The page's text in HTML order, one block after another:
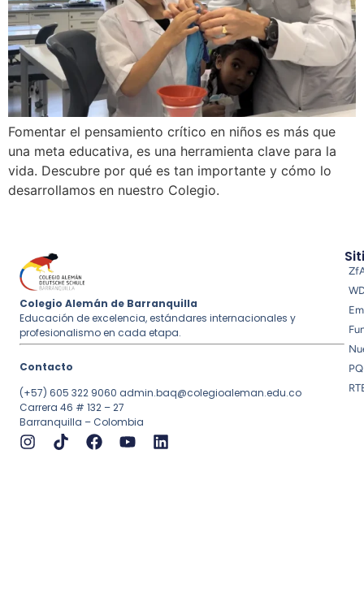
Fomentar el pensamiento crítico en niños es más que
una meta educativa, es una herramienta clave para la
vida. Descubre por qué es tan importante y cómo lo
desarrollamos en nuestro Colegio.
Colegio Alemán de Barranquilla
Educación de excelencia, estándares internacionales y
profesionalismo en cada etapa.
Contacto
(+57) 605 322 9060 admin.baq@colegioaleman.edu.co
Carrera 46 # 132 – 27
Barranquilla – Colombia